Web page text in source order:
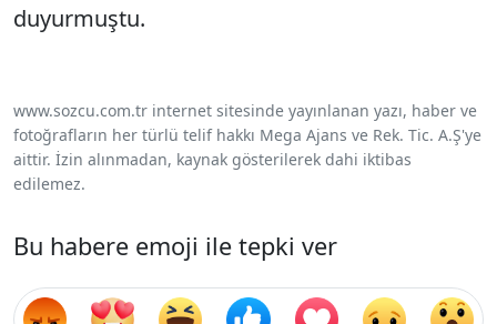
duyurmuştu.
www.sozcu.com.tr internet sitesinde yayınlanan yazı, haber ve
fotoğrafların her türlü telif hakkı Mega Ajans ve Rek. Tic. A.Ş'ye
aittir. İzin alınmadan, kaynak gösterilerek dahi iktibas
edilemez.
Bu habere emoji ile tepki ver